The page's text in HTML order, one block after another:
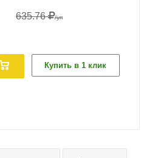
635.76 /уп
Купить в 1 клик